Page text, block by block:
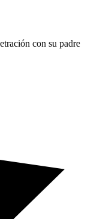
con su padre